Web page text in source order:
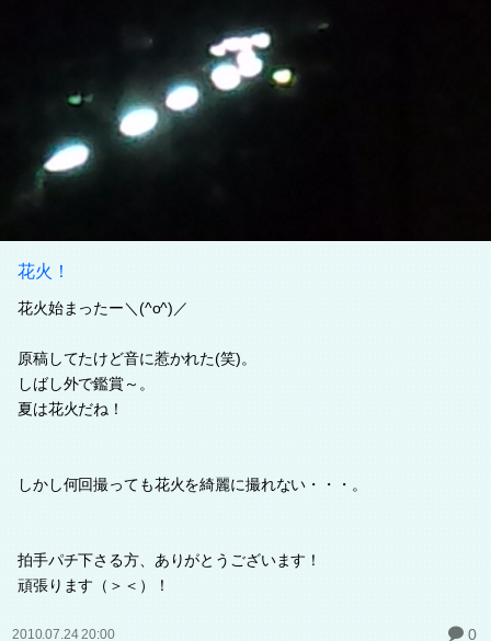
花火！
花火始まったー＼(^o^)／
原稿してたけど音に惹かれた(笑)。
しばし外で鑑賞～。
夏は花火だね！
しかし何回撮っても花火を綺麗に撮れない・・・。
拍手パチ下さる方、ありがとうございます！
頑張ります（＞＜）！
2010.07.24 20:00 0